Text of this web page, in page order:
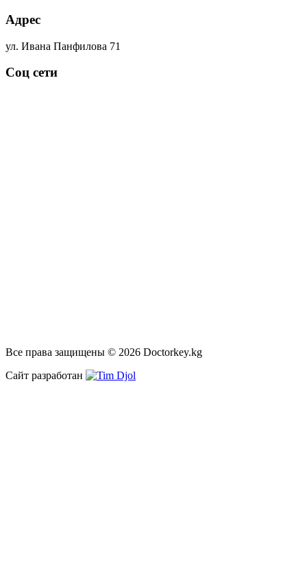
Адрес
ул. Ивана Панфилова 71
Соц сети
Все права защищены © 2026 Doctorkey.kg
Сайт разработан